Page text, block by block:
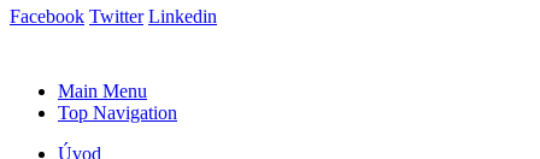
Facebook Twitter Linkedin
Main Menu
Top Navigation
Úvod